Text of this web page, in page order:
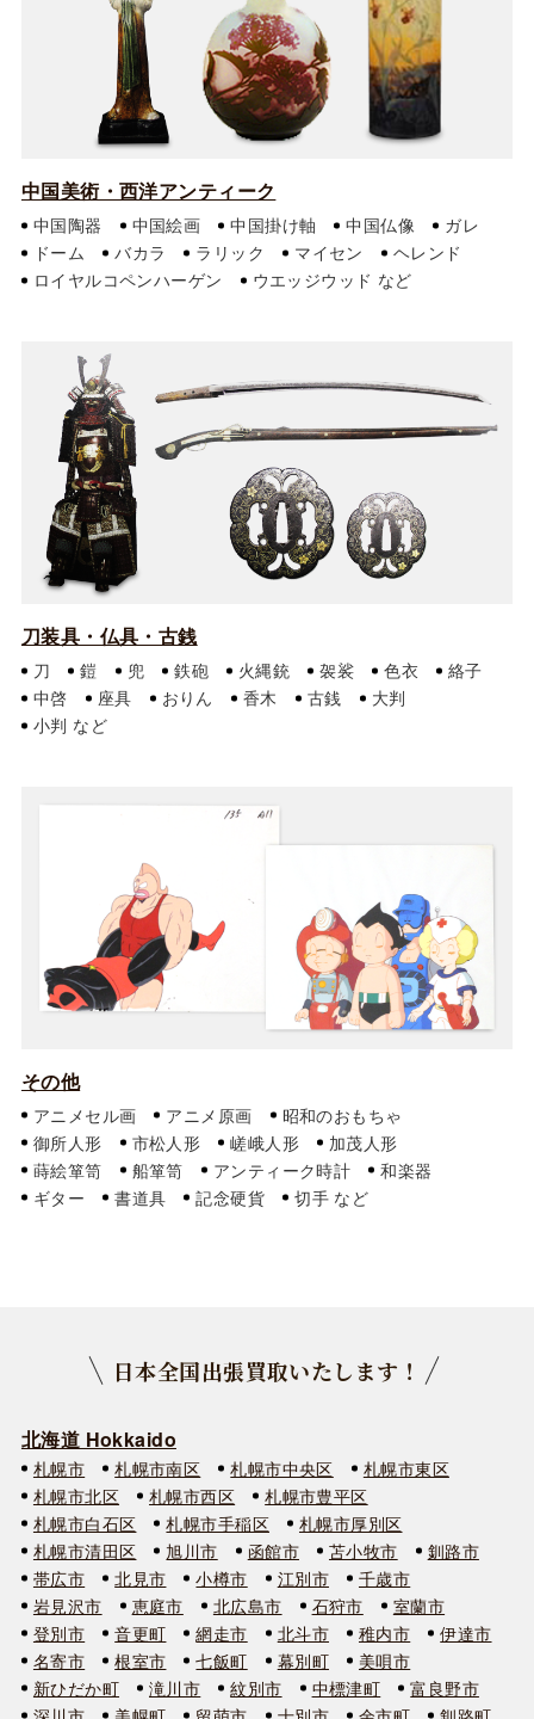
中国美術・西洋アンティーク
中国陶器 中国絵画 中国掛け軸 中国仏像
ガレ
ドーム
バカラ ラリック マイセン
ヘレンド
ロイヤルコペンハーゲン
ウエッジウッド
刀装具・仏具・古銭
刀 鎧 兜 鉄砲 火縄銃 袈裟 色衣
絡子
中啓
座具 おりん 香木 古銭
大判
小判
その他
アニメセル画 アニメ原画
昭和のおもちゃ
御所人形
市松人形 嵯峨人形
加茂人形
蒔絵箪笥
船箪笥 アンティーク時計
和楽器
ギター
書道具 記念硬貨 切手
日本全国出張買取いたします！
北海道 Hokkaido
札幌市 札幌市南区 札幌市中央区
札幌市東区
札幌市北区
札幌市西区
札幌市豊平区
札幌市白石区
札幌市手稲区
札幌市厚別区
札幌市清田区
旭川市 函館市 苫小牧市
釧路市
帯広市
北見市 小樽市 江別市
千歳市
岩見沢市
恵庭市 北広島市 石狩市
室蘭市
登別市
音更町 網走市 北斗市 稚内市
伊達市
名寄市
根室市 七飯町 幕別町
美唄市
新ひだか町
滝川市 紋別市 中標津町
富良野市